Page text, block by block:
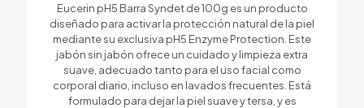
Eucerin pH5 Barra Syndet de 100g es un producto
diseñado para activar la protección natural de la piel
mediante su exclusiva pH5 Enzyme Protection. Este
jabón sin jabón ofrece un cuidado y limpieza extra
suave, adecuado tanto para el uso facial como
corporal diario, incluso en lavados frecuentes. Está
formulado para dejar la piel suave y tersa, y es